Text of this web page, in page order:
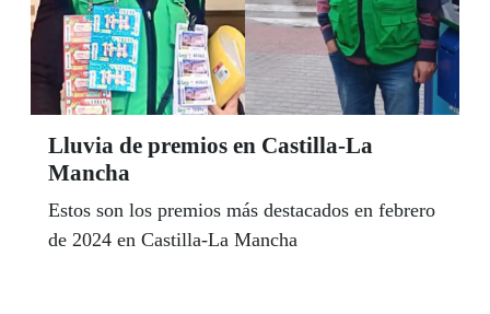
Lluvia de premios en Castilla-La
Mancha
Estos son los premios más destacados en febrero
de 2024 en Castilla-La Mancha